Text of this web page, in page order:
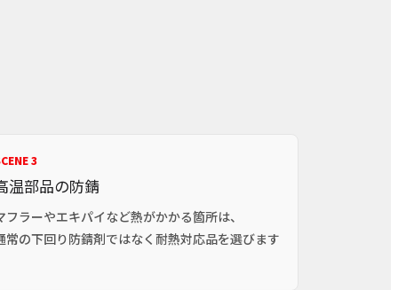
3
温部品の防錆
フラーやエキパイなど熱がかかる箇所は、
常の下回り防錆剤ではなく耐熱対応品を選びます